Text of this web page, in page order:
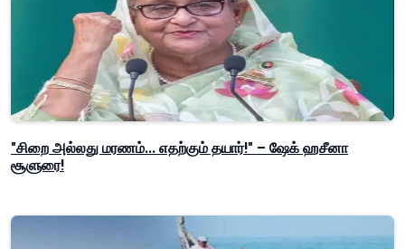
"சிறை அல்லது மரணம்... எதற்கும் தயார்!" – ஷேக் ஹசீனா
சூளுரை!